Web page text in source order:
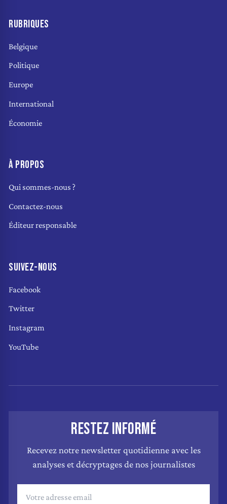
RUBRIQUES
Belgique
Politique
Europe
International
Économie
À PROPOS
Qui sommes-nous ?
Contactez-nous
Éditeur responsable
SUIVEZ-NOUS
Facebook
Twitter
Instagram
YouTube
RESTEZ INFORMÉ
Recevez notre newsletter quotidienne avec les
analyses et décryptages de nos journalistes